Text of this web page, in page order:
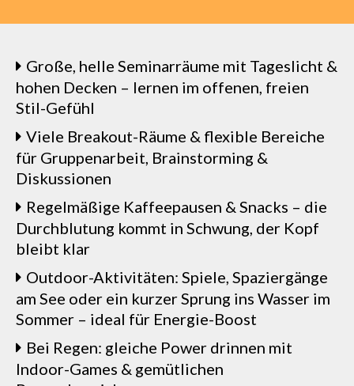
Große, helle Seminarräume mit Tageslicht &
hohen Decken – lernen im offenen, freien
Stil-Gefühl
Viele Breakout-Räume & flexible Bereiche
für Gruppenarbeit, Brainstorming &
Diskussionen
Regelmäßige Kaffeepausen & Snacks – die
Durchblutung kommt in Schwung, der Kopf
bleibt klar
Outdoor-Aktivitäten: Spiele, Spaziergänge
am See oder ein kurzer Sprung ins Wasser im
Sommer – ideal für Energie-Boost
Bei Regen: gleiche Power drinnen mit
Indoor-Games & gemütlichen